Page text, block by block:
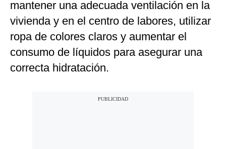
mantener una adecuada ventilación en la
vivienda y en el centro de labores, utilizar
ropa de colores claros y aumentar el
consumo de líquidos para asegurar una
correcta hidratación.